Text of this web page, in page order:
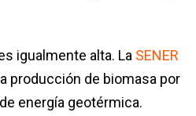
igualmente alta. La SENER
producción de biomasa por
energía geotérmica.